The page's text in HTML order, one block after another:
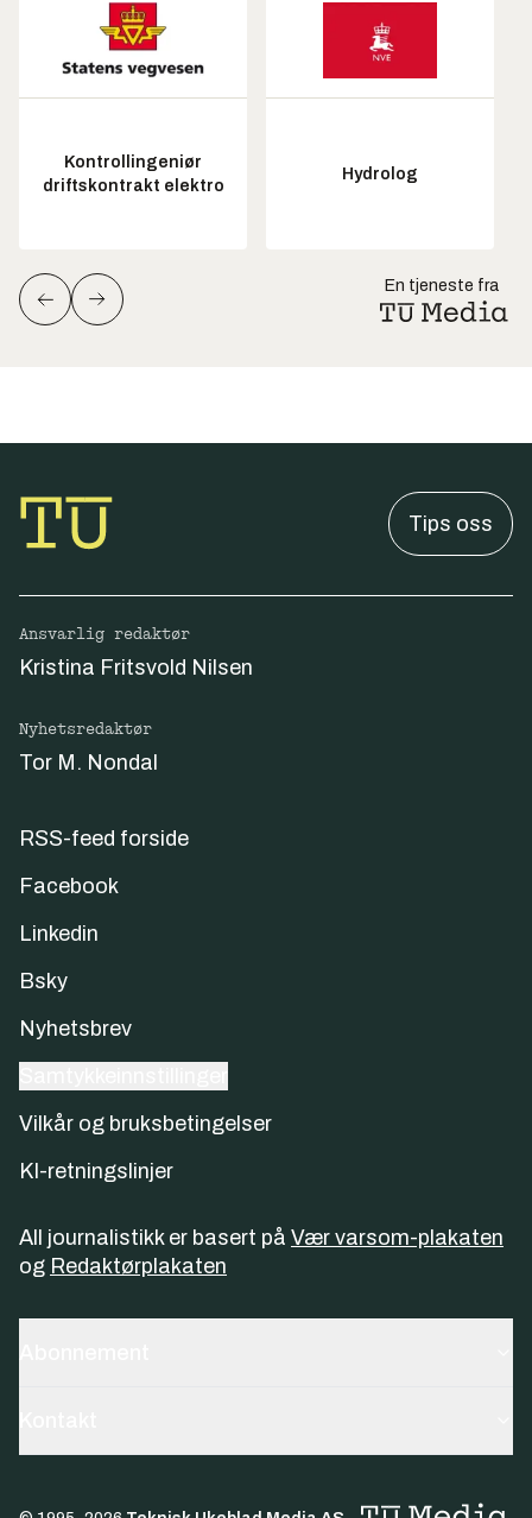
Kontrollingeniør
driftskontrakt elektro
Hydrolog
En tjeneste fra
Tips oss
Ansvarlig redaktør
Kristina Fritsvold Nilsen
Nyhetsredaktør
Tor M. Nondal
RSS-feed forside
Facebook
Linkedin
Bsky
Nyhetsbrev
Vilkår og bruksbetingelser
KI-retningslinjer
All journalistikk er basert på Vær varsom-plakaten
og Redaktørplakaten